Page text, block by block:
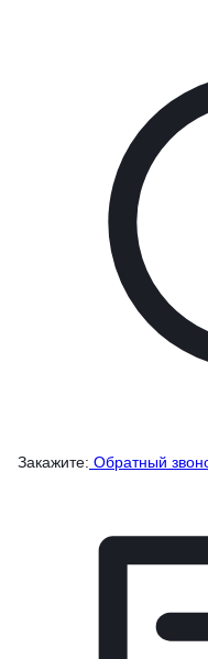
Закажите: Обратный